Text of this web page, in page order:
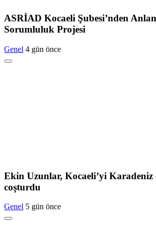
ASRİAD Kocaeli Şubesi’nden
Sorumluluk Projesi
Genel 4 gün önce
Ekin Uzunlar, Kocaeli’yi Karadeniz
coşturdu
Genel 5 gün önce